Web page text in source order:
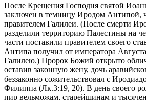
После Крещения Господня святой
заключен в темницу Иродом Антипой,
правителем Галилеи. (После смерти
разделили территорию Палестины на
части поставили правителем своего
Антипа получил от императора
Галилею.) Пророк Божий открыто
оставив законную жену, дочь
беззаконно сожительствовал с
Филиппа (Лк.3:19, 20). В день своего
пир вельможам, старейшинам и